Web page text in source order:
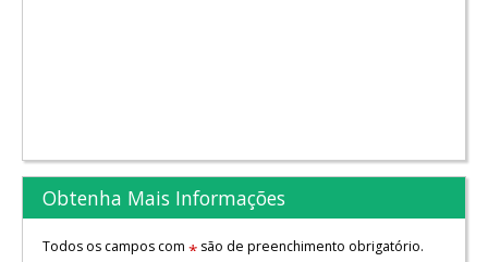
Obtenha Mais Informações
Todos os campos com *são de preenchimento obrigatório.